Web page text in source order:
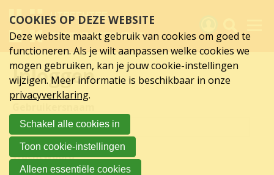
Inloggen
links
over
Spring
hoofd
inhoud
Spring
naar
hoofdnavigatie
Inloggen
Wachtwoord
Activiteiten
Nieuws
Verslagen
Sluit je aan
Over UCK
COOKIES OP DEZE WEBSITE
Deze website maakt gebruik van cookies om goed te
functioneren. Als je wilt aanpassen welke cookies we
mogen gebruiken, kan je jouw cookie-instellingen
wijzigen. Meer informatie is beschikbaar in onze
privacyverklaring.
Schakel alle cookies in
Toon cookie-instellingen
Alleen essentiële cookies